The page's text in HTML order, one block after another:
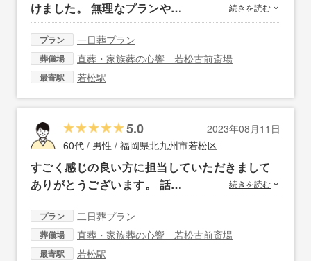
けました。 無理なプランや… 続きを読む
プラン 一日葬プラン
葬儀場 直葬・家族葬の心響 若松古前斎場
最寄駅 若松駅
5.0
2023年08月11日
60代 / 男性 / 福岡県北九州市若松区
すごく感じの良い方に担当していただきまして
ありがとうございます。 話…
続きを読む
プラン 二日葬プラン
葬儀場 直葬・家族葬の心響 若松古前斎場
最寄駅 若松駅